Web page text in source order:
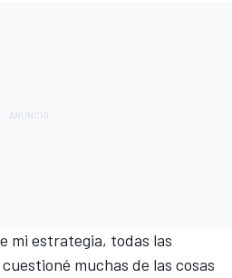
mi estrategia, todas las
muchas de las cosas